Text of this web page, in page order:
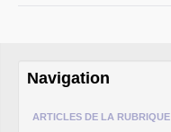
L’actualité
Les instances
CAPN-CCPC
Navigation
ARTICLES DE LA RUBRIQUE